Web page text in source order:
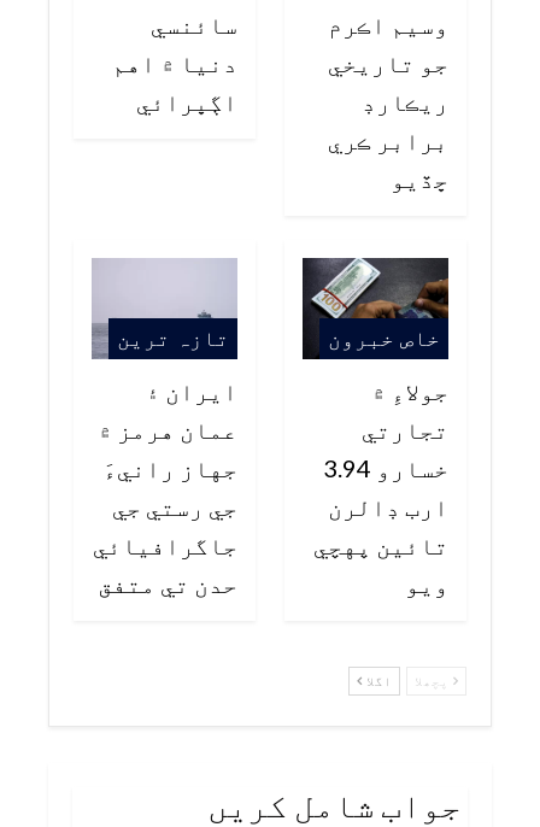
وسيم اڪرم
جو تاريخي
ريڪارڊ
برابر ڪري
ڇڏيو
سائنسي
دنيا ۾ اهم
اڳڀرائي
خاص خبرون
جولاءِ ۾
تجارتي
خسارو 3.94
ارب ڊالرن
تائين پهچي
ويو
تازہ ترین
ايران ۽
عمان هرمز ۾
جهاز رانيءَ
جي رستي جي
جاگرافيائي
حدن تي متفق
پچھلا اگلا
جواب شامل کریں